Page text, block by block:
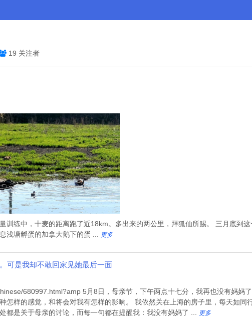
19 关注者
训练中，十麦的距离跑了近18km。多出来的两公里，拜狐仙所赐。 三月底到
浅塘孵蛋的加拿大鹅下的蛋 ...
更多
可是我却不敢回家见她最后一面
680997.html?amp 5月8日，母亲节，下午两点十七分，我再也没有妈妈
怎样的感觉，和将会对我有怎样的影响。 我依然关在上海的房子里，每天如同
都是关于母亲的讨论，而每一句都在提醒我：我没有妈妈了 ...
更多